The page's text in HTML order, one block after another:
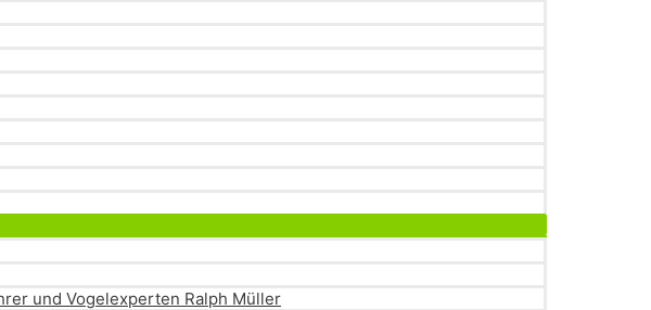
und Vogelexperten Ralph Müller